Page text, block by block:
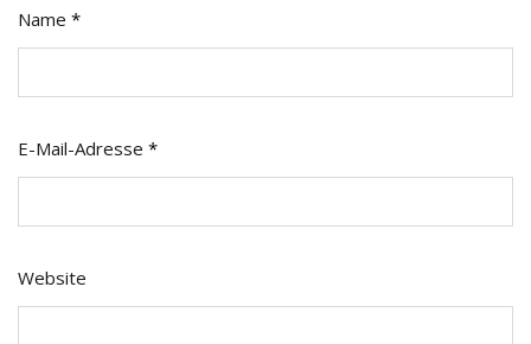
Name *
E-Mail-Adresse *
Website